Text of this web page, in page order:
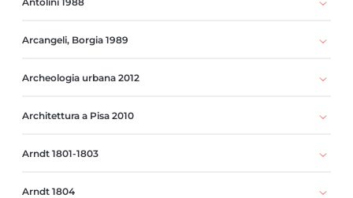
Arcangeli, Borgia 1989
Archeologia urbana 2012
Architettura a Pisa 2010
Arndt 1801-1803
Arndt 1804